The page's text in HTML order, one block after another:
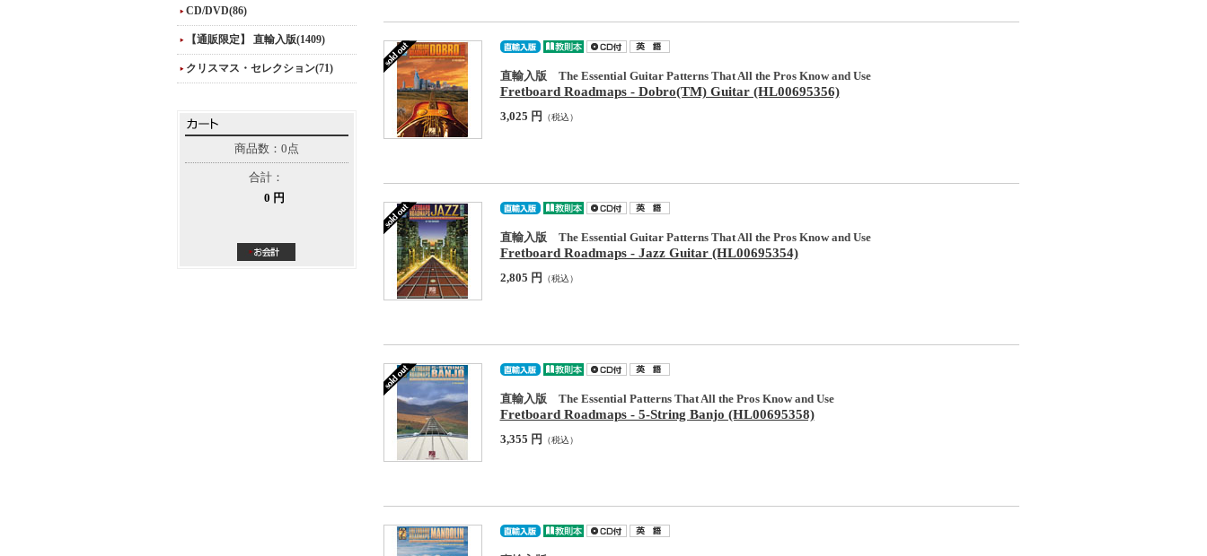
CD/DVD(86)
【通販限定】 直輸入版(1409)
クリスマス・セレクション(71)
商品数：0点
合計：
0 円
直輸入版 The Essential Guitar Patterns That All the Pros Know and Use
Fretboard Roadmaps - Dobro(TM) Guitar (HL00695356)
3,025 円 （税込）
直輸入版 The Essential Guitar Patterns That All the Pros Know and Use
Fretboard Roadmaps - Jazz Guitar (HL00695354)
2,805 円 （税込）
直輸入版 The Essential Patterns That All the Pros Know and Use
Fretboard Roadmaps - 5-String Banjo (HL00695358)
3,355 円 （税込）